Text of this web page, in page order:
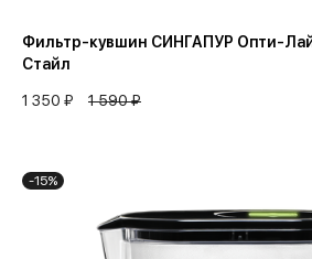
Фильтр-кувшин СИНГАПУР Опти-
Стайл
1 350 ₽ 1 590 ₽
-15%